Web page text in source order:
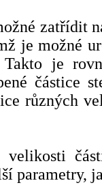
zatřídit
je možné
Takto je
částice
různých
parametry,